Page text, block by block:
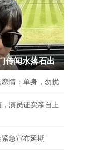
传闻水落石出
情：单身，勿扰
演员证实亲自上
急宣布延期